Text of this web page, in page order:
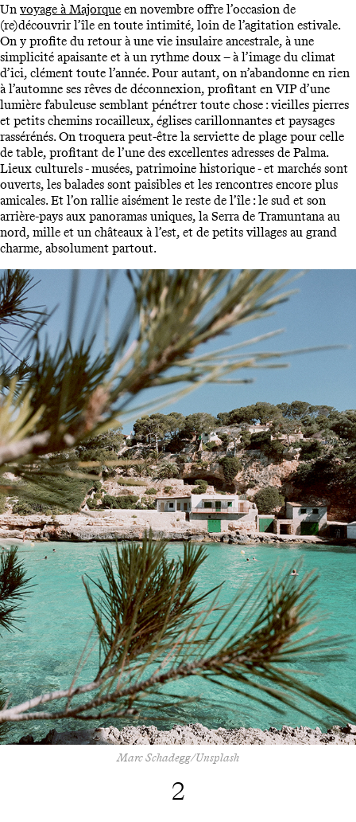
Un voyage à Majorque en novembre offre l’occasion de
(re)découvrir l’île en toute intimité, loin de l’agitation estivale.
On y profite du retour à une vie insulaire ancestrale, à une
simplicité apaisante et à un rythme doux – à l’image du climat
d’ici, clément toute l’année. Pour autant, on n’abandonne en rien
à l’automne ses rêves de déconnexion, profitant en VIP d’une
lumière fabuleuse semblant pénétrer toute chose : vieilles pierres
et petits chemins rocailleux, églises carillonnantes et paysages
rassérénés. On troquera peut-être la serviette de plage pour celle
de table, profitant de l’une des excellentes adresses de Palma.
Lieux culturels - musées, patrimoine historique - et marchés sont
ouverts, les balades sont paisibles et les rencontres encore plus
amicales. Et l’on rallie aisément le reste de l’île : le sud et son
arrière-pays aux panoramas uniques, la Serra de Tramuntana au
nord, mille et un châteaux à l’est, et de petits villages au grand
charme, absolument partout.
Marc Schadegg/Unsplash
2